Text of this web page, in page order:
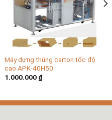
Máy dựng thùng carton tốc độ
cao APK-40H50
1.000.000 ₫